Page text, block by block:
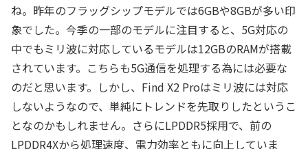
ね。昨年のフラッグシップモデルでは6GBや8GBが多い印
象でした。今季の一部のモデルに注目すると、5G対応の
中でもミリ波に対応しているモデルは12GBのRAMが搭載
されています。こちらも5G通信を処理する為には必要な
のだと思います。しかし、Find X2 Proはミリ波には対応
しないようなので、単純にトレンドを先取りしたというこ
となのかもしれません。さらにLPDDR5採用で、前の
LPDDR4Xから処理速度、電力効率ともに向上していま